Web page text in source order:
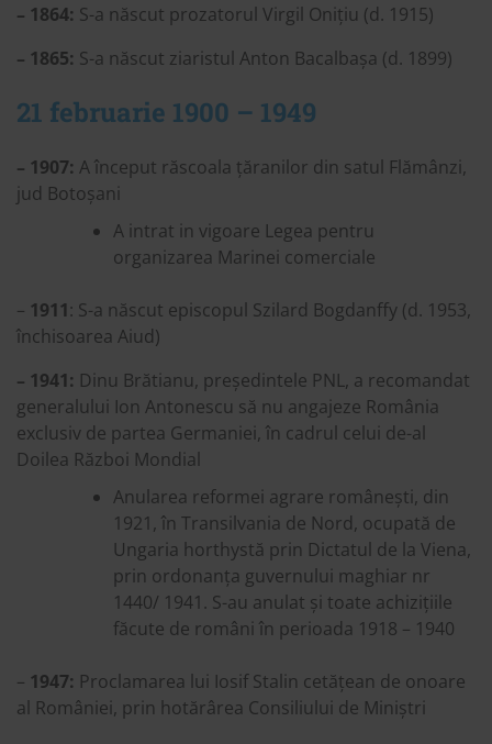
– 1864: S-a născut prozatorul Virgil Onițiu (d. 1915)
– 1865: S-a născut ziaristul Anton Bacalbașa (d. 1899)
21 februarie 1900 – 1949
– 1907: A început răscoala țăranilor din satul Flămânzi,
jud Botoșani
A intrat in vigoare Legea pentru
organizarea Marinei comerciale
– 1911 : S-a născut episcopul Szilard Bogdanffy (d. 1953,
închisoarea Aiud)
– 1941: Dinu Brătianu, președintele PNL, a recomandat
generalului Ion Antonescu să nu angajeze România
exclusiv de partea Germaniei, în cadrul celui de-al
Doilea Război Mondial
Anularea reformei agrare românești, din
1921, în Transilvania de Nord, ocupată de
Ungaria horthystă prin Dictatul de la Viena,
prin ordonanța guvernului maghiar nr
1440/ 1941. S-au anulat și toate achizițiile
făcute de români în perioada 1918 – 1940
– 1947: Proclamarea lui Iosif Stalin cetățean de onoare
al României, prin hotărârea Consiliului de Miniștri